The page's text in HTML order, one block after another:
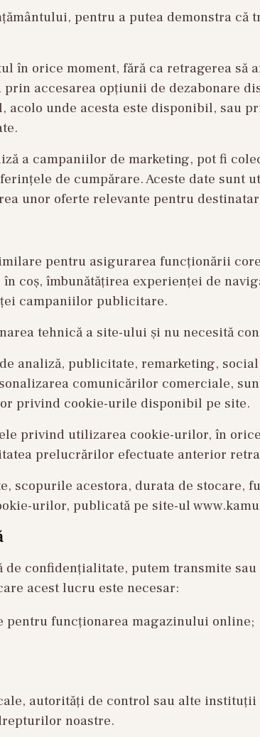
pentru a putea demonstra
în orice moment, fără ca retragerea
accesarea opțiunii de dezabonare
unde acesta este disponibil, sau
a campaniilor de marketing, pot fi
de cumpărare. Aceste date sunt
unor oferte relevante pentru
pentru asigurarea funcționării
coș, îmbunătățirea experienței de
campaniilor publicitare.
tehnică a site-ului și nu necesită
analiză, publicitate, remarketing,
comunicărilor comerciale,
privind cookie-urile disponibil pe site.
privind utilizarea cookie-urilor, în
prelucrărilor efectuate anterior
acestora, durata de stocare,
urilor, publicată pe site-ul
confidențialitate, putem transmite
acest lucru este necesar:
funcționarea magazinului online;
autorități de control sau alte
noastre.